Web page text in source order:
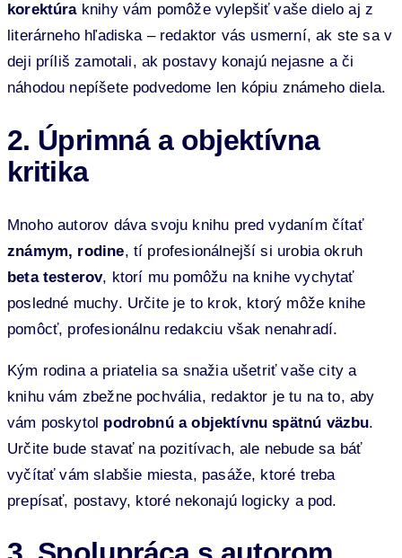
korektúraknihy vám pomôže vylepšiť vaše dielo aj z
literárneho hľadiska – redaktor vás usmerní, ak ste sa v
deji príliš zamotali, ak postavy konajú nejasne a či
náhodou nepíšete podvedome len kópiu známeho diela.
2. Úprimná a objektívna
kritika
Mnoho autorov dáva svoju knihu pred vydaním čítať
známym, rodine, tí profesionálnejší si urobia okruh
beta testerov, ktorí mu pomôžu na knihe vychytať
posledné muchy. Určite je to krok, ktorý môže knihe
pomôcť, profesionálnu redakciu však nenahradí.
Kým rodina a priatelia sa snažia ušetriť vaše city a
knihu vám zbežne pochvália, redaktor je tu na to, aby
vám poskytol podrobnú a objektívnu spätnú väzbu.
Určite bude stavať na pozitívach, ale nebude sa báť
vyčítať vám slabšie miesta, pasáže, ktoré treba
prepísať, postavy, ktoré nekonajú logicky a pod.